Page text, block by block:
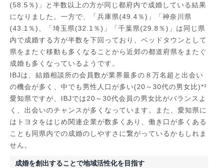
(58.5％)」と半数以上の方が同じ都府内で成婚している結果
になりました。一方で、「兵庫県(49.4％)」「神奈川県
(43.1％)、「埼玉県(32.1％)」「千葉県(29.8％)」は同じ県
内で成婚する方が半数を下回っており、ベッドタウンとして
県をまたぐ移動も多くなることから近郊の都道府県をまたぐ
成婚も多くなっているようです。
IBJは、結婚相談所の会員数が業界最多の８万名超と出会い
の機会が多く、中でも男性人口が多い(20～30代の男女比)*³
愛知県ですが、IBJでは20～30代会員の男女比がバランスよ
く、出会いのチャンスが多くなっています。また、愛知県に
はトヨタをはじめ関連企業が数多くあり、働き口が多くある
ことも同県内での成婚のしやすさに繋がっているかもしれま
せん。
成婚を創出することで地域活性化を目指す